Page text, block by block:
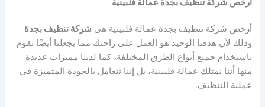
أرخص شركة تنظيف بجدة عمالة فلبينية هي شركة تنظيف بجدة
وذلك لأن هدفنا الوحيد هو العمل على راحتك مما يجعلنا أيضًا نقوم
باستخدام جميع أنواع الطرق المختلفة، كما لدينا مميزات عديدة
منها أننا نمتلك عمالة فلبينية، بل إننا نتعامل بالجودة المتميزة في
عملية التنظيف.